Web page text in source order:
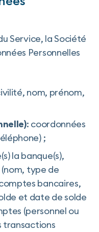
Service, la Société
Personnelles
nom, prénom,
: coordonnées
;
la banque(s),
type de
bancaires,
et date de solde
(personnel ou
transactions